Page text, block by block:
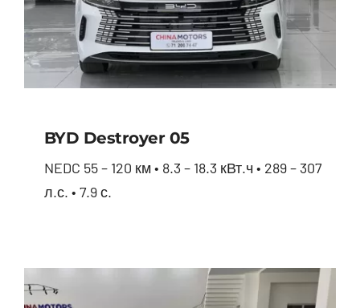
BYD Destroyer 05
NEDC 55 – 120 км • 8.3 – 18.3 кВт.ч • 289 – 307
л.с. • 7.9 с.